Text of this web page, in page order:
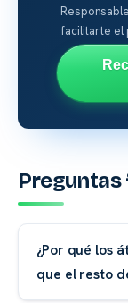
facilitarte el
¿Por qué los
que el resto